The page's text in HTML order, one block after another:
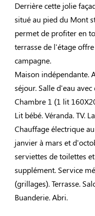
Derrière cette jolie
situé au pied du Mont
permet de profiter en
terrasse de l'étage
campagne.
Maison indépendante.
séjour. Salle d'eau
Chambre 1 (1 lit
Lit bébé. Véranda. TV.
Chauffage électrique
janvier à mars et
serviettes de toilettes
supplément. Service
(grillages). Terrasse.
Buanderie. Abri.